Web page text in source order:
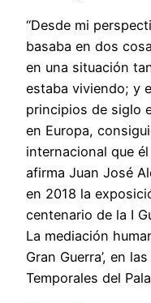
“Desde mi
basaba en dos
en una situación
estaba viviendo; y
principios de siglo
en Europa,
internacional que
afirma Juan José
en 2018 la
centenario de la I
La mediación
Gran Guerra’, en
Temporales del